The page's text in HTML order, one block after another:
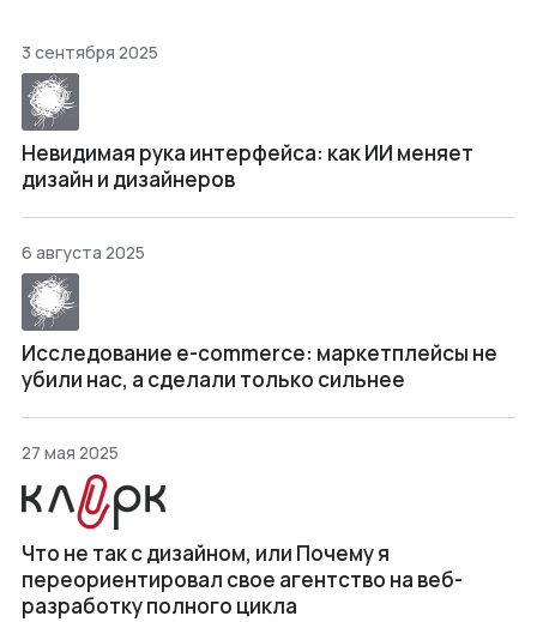
3 сентября 2025
Невидимая рука интерфейса: как ИИ меняет
дизайн и дизайнеров
6 августа 2025
Исследование e-commerce: маркетплейсы не
убили нас, а сделали только сильнее
27 мая 2025
Что не так с дизайном, или Почему я
переориентировал свое агентство на веб-
разработку полного цикла